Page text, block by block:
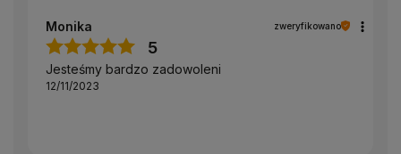
Monika zweryfikowano
5
Jesteśmy bardzo zadowoleni
12/11/2023